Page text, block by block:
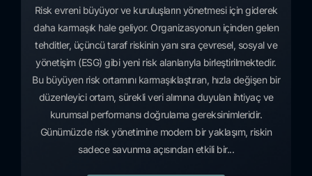
Risk evreni büyüyor ve kuruluşların yönetmesi için giderek
daha karmaşık hale geliyor. Organizasyonun içinden gelen
tehditler, üçüncü taraf riskinin yanı sıra çevresel, sosyal ve
yönetişim (ESG) gibi yeni risk alanlarıyla birleştirilmektedir.
Bu büyüyen risk ortamını karmaşıklaştıran, hızla değişen bir
düzenleyici ortam, sürekli veri alımına duyulan ihtiyaç ve
kurumsal performansı doğrulama gereksinimleridir.
Günümüzde risk yönetimine modern bir yaklaşım, riskin
sadece savunma açısından etkili bir...